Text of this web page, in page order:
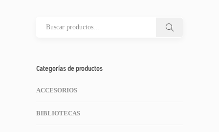
Categorías de productos
ACCESORIOS
BIBLIOTECAS